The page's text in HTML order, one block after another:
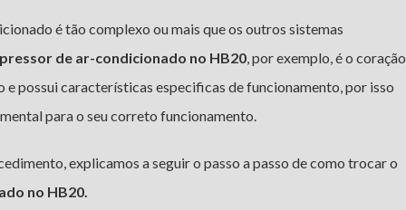
é tão complexo ou mais que os outros sistemas
de ar-condicionado no HB20, por exemplo, é o coração
e possui características especificas de funcionamento, por isso
para o seu correto funcionamento.
explicamos a seguir o passo a passo de como trocar o
no HB20.